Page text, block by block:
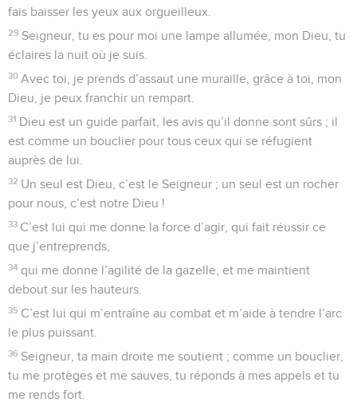
fais baisser les yeux aux orgueilleux.
29 Seigneur, tu es pour moi une lampe allumée, mon Dieu, tu
éclaires la nuit où je suis.
30 Avec toi, je prends d’assaut une muraille, grâce à toi, mon
Dieu, je peux franchir un rempart.
31 Dieu est un guide parfait, les avis qu’il donne sont sûrs ; il
est comme un bouclier pour tous ceux qui se réfugient
auprès de lui.
32 Un seul est Dieu, c’est le Seigneur ; un seul est un rocher
pour nous, c’est notre Dieu !
33 C’est lui qui me donne la force d’agir, qui fait réussir ce
que j’entreprends,
34 qui me donne l’agilité de la gazelle, et me maintient
debout sur les hauteurs.
35 C’est lui qui m’entraîne au combat et m’aide à tendre l’arc
le plus puissant.
36 Seigneur, ta main droite me soutient ; comme un bouclier,
tu me protèges et me sauves, tu réponds à mes appels et tu
me rends fort.